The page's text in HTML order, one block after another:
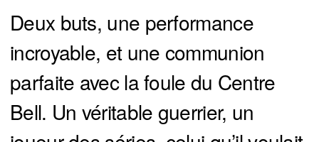
Deux buts, une performance
incroyable, et une communion
parfaite avec la foule du Centre
Bell. Un véritable guerrier, un